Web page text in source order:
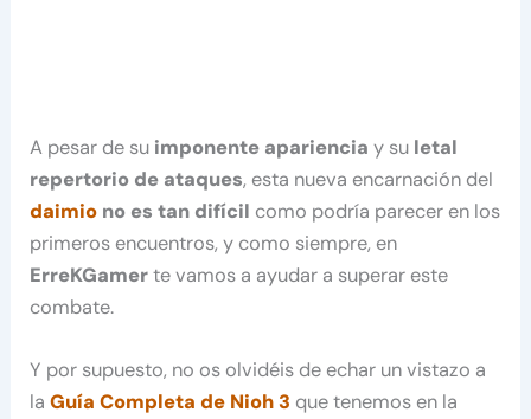
A pesar de su imponente apariencia y su letal
repertorio de ataques, esta nueva encarnación del
daimio no es tan difícil como podría parecer en los
primeros encuentros, y como siempre, en
ErreKGamerte vamos a ayudar a superar este
combate.
Y por supuesto, no os olvidéis de echar un vistazo a
laGuía Completa de Nioh 3 que tenemos en la